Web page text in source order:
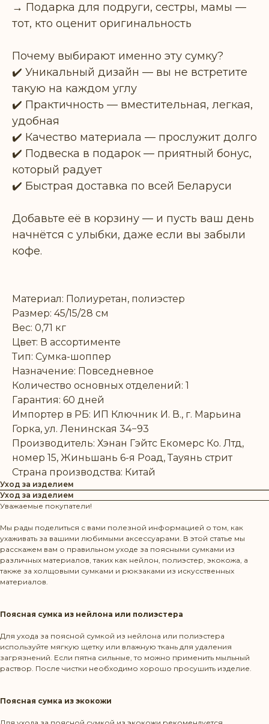
→ Подарка для подруги, сестры, мамы —
тот, кто оценит оригинальность
Почему выбирают именно эту сумку?
✔️ Уникальный дизайн — вы не встретите
такую на каждом углу
✔️ Практичность — вместительная, легкая,
удобная
✔️ Качество материала — прослужит долго
✔️ Подвеска в подарок — приятный бонус,
который радует
✔️ Быстрая доставка по всей Беларуси
Добавьте её в корзину — и пусть ваш день
начнётся с улыбки, даже если вы забыли
кофе.
Материал: Полиуретан, полиэстер
Размер: 45/15/28 см
Вес: 0,71 кг
Цвет: В ассортименте
Тип: Сумка-шоппер
Назначение: Повседневное
Количество основных отделений: 1
Гарантия: 60 дней
Импортер в РБ: ИП Ключник И. В., г. Марьина
Горка, ул. Ленинская 34−93
Производитель: Хэнан Гэйтс Екомерс Ко. Лтд,
номер 15, Жиньшань 6-я Роад, Тауянь стрит
Страна производства: Китай
Уход за изделием
Уход за изделием
Уважаемые покупатели!
Мы рады поделиться с вами полезной информацией о том, как
ухаживать за вашими любимыми аксессуарами. В этой статье мы
расскажем вам о правильном уходе за поясными сумками из
различных материалов, таких как нейлон, полиэстер, экокожа, а
также за холщовыми сумками и рюкзаками из искусственных
материалов.
Поясная сумка из нейлона или полиэстера
Для ухода за поясной сумкой из нейлона или полиэстера
используйте мягкую щетку или влажную ткань для удаления
загрязнений. Если пятна сильные, то можно применить мыльный
раствор. После чистки необходимо хорошо просушить изделие.
Поясная сумка из экокожи